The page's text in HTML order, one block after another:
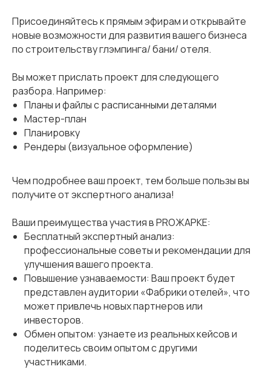
Присоединяйтесь к прямым эфирам и открывайте
новые возможности для развития вашего бизнеса
по строительству глэмпинга/ бани/ отеля.
Вы может прислать проект для следующего
разбора. Например:
Планы и файлы с расписанными деталями
Мастер-план
Планировку
Рендеры (визуальное оформление)
Чем подробнее ваш проект, тем больше пользы вы
получите от экспертного анализа!
Ваши преимущества участия в PROЖАРКЕ:
Бесплатный экспертный анализ:
профессиональные советы и рекомендации для
улучшения вашего проекта.
Повышение узнаваемости: Ваш проект будет
представлен аудитории «Фабрики отелей», что
может привлечь новых партнеров или
инвесторов.
Обмен опытом: узнаете из реальных кейсов и
поделитесь своим опытом с другими
участниками.